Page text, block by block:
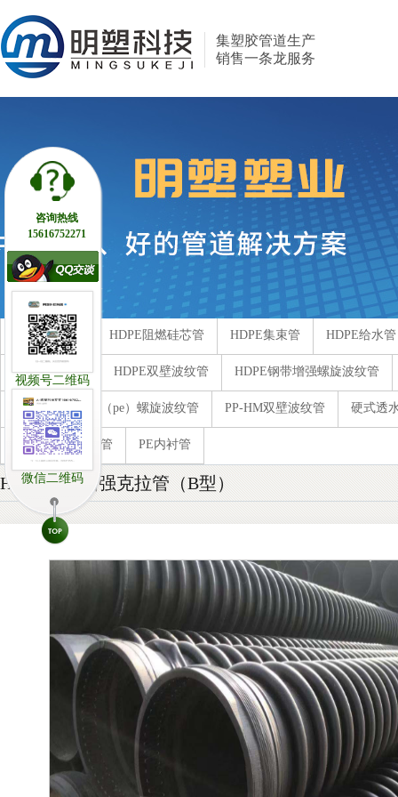
集塑胶管道生产
销售一条龙服务
HDPE硅芯管 HDPE阻燃硅芯管 HDPE集束管 HDPE给水管
玻璃钢化粪池 HDPE双壁波纹管 HDPE钢带增强螺旋波纹管
内肋增强聚乙烯（pe）螺旋波纹管 PP-HM双壁波纹管 硬式透
预应力金属波纹管 PE内衬管
HDPE缠绕增强克拉管（B型）
咨询热线
15616752271
视频号二维码
微信二维码